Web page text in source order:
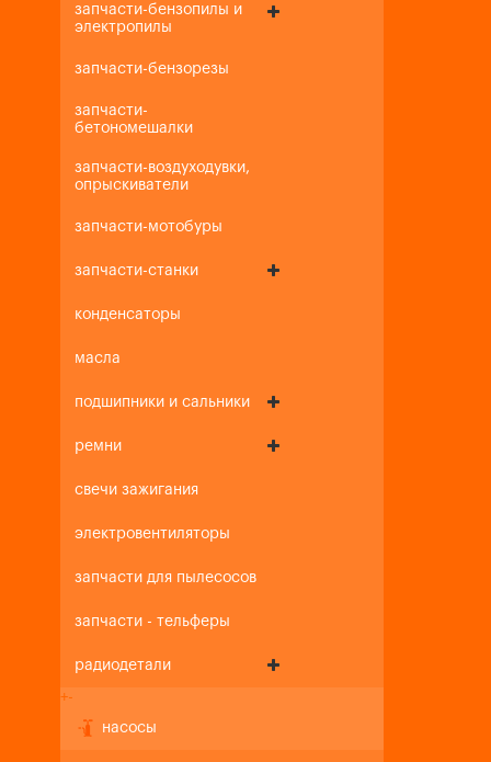
запчасти-бензопилы и
электропилы
запчасти-бензорезы
запчасти-
бетономешалки
запчасти-воздуходувки,
опрыскиватели
запчасти-мотобуры
запчасти-станки
конденсаторы
масла
подшипники и сальники
ремни
свечи зажигания
электровентиляторы
запчасти для пылесосов
запчасти - тельферы
радиодетали
+-
насосы